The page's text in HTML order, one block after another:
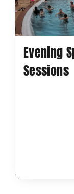
Evening
Sessions